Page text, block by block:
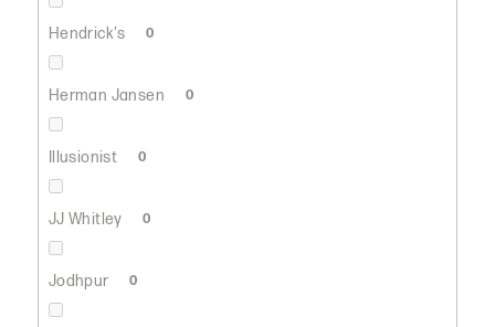
Hendrick's 0
Herman Jansen 0
Illusionist 0
JJ Whitley 0
Jodhpur 0